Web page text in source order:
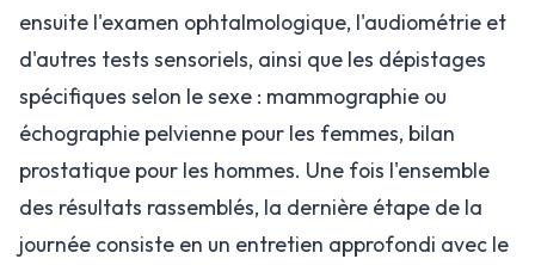
ensuite l'examen ophtalmologique, l'audiométrie et
d'autres tests sensoriels, ainsi que les dépistages
spécifiques selon le sexe : mammographie ou
échographie pelvienne pour les femmes, bilan
prostatique pour les hommes. Une fois l'ensemble
des résultats rassemblés, la dernière étape de la
journée consiste en un entretien approfondi avec le